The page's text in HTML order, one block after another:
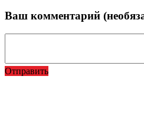
Ваш комментарий
Отправить